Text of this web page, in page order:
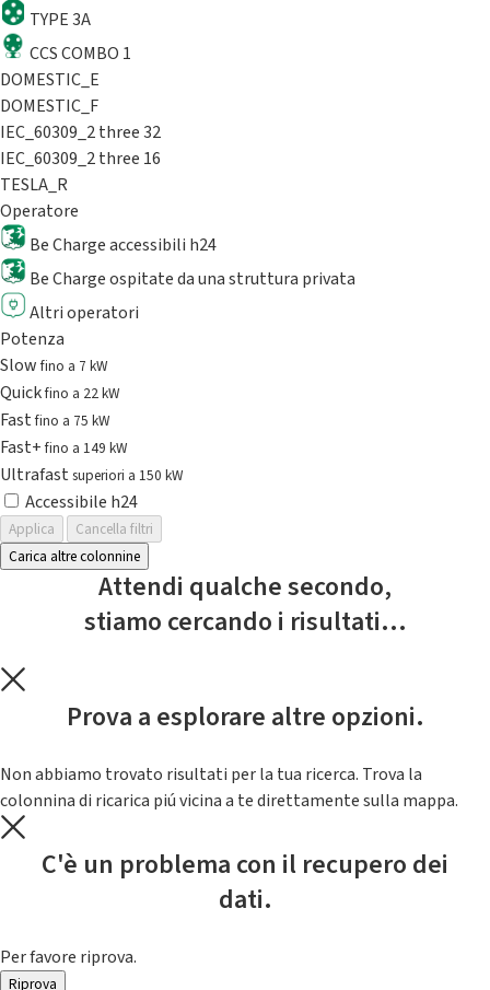
TYPE 3A
CCS COMBO 1
DOMESTIC_E
DOMESTIC_F
IEC_60309_2 three 32
IEC_60309_2 three 16
TESLA_R
Operatore
Be Charge accessibili h24
Be Charge ospitate da una struttura privata
Altri operatori
Potenza
Slowfino a 7 kW
Quickfino a 22 kW
Fastfino a 75 kW
Fast+fino a 149 kW
Ultrafast superiori a 150 kW
Accessibile h24
Applica
Cancella filtri
Carica altre colonnine
Attendi qualche secondo,
stiamo cercando i risultati...
Prova a esplorare altre opzioni.
Non abbiamo trovato risultati per la tua ricerca. Trova la
colonnina di ricarica piú vicina a te direttamente sulla mappa.
C'è un problema con il recupero dei
dati.
Per favore riprova.
Riprova